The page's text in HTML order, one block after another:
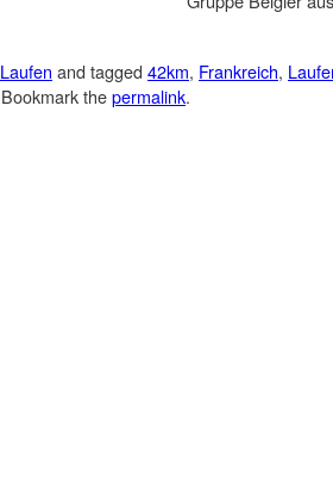
Laufen and tagged 42km, Frankreich,
thepermalink.